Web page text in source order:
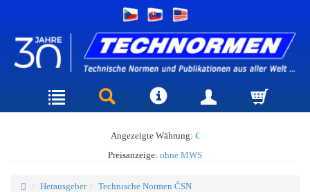
Angezeigte Währung: €
Preisanzeige: ohne MWS
Herausgeber
Technische Normen ČSN